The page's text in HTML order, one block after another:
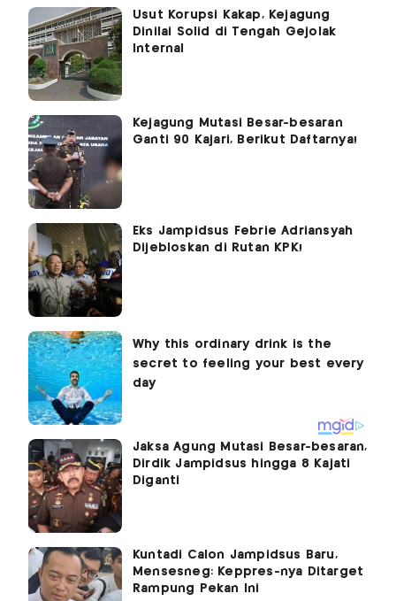
Usut Korupsi Kakap, Kejagung
Dinilai Solid di Tengah Gejolak
Internal
Kejagung Mutasi Besar-besaran
Ganti 90 Kajari, Berikut Daftarnya!
Eks Jampidsus Febrie Adriansyah
Dijebloskan di Rutan KPK!
Jaksa Agung Mutasi Besar-besaran,
Dirdik Jampidsus hingga 8 Kajati
Diganti
Kuntadi Calon Jampidsus Baru,
Mensesneg: Keppres-nya Ditarget
Rampung Pekan Ini